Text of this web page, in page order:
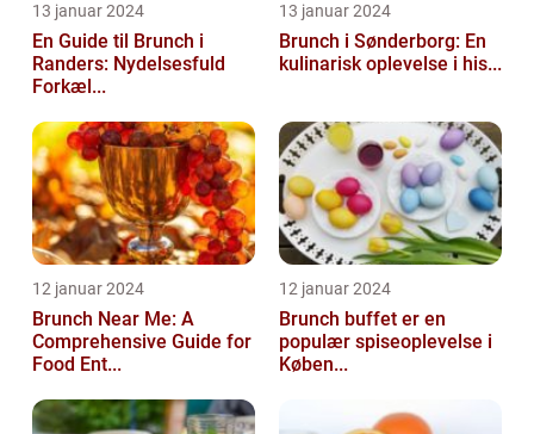
13 januar 2024
En Guide til Brunch i
Randers: Nydelsesfuld
Forkæl...
13 januar 2024
Brunch i Sønderborg: En
kulinarisk oplevelse i his...
12 januar 2024
Brunch Near Me: A
Comprehensive Guide for
Food Ent...
12 januar 2024
Brunch buffet er en
populær spiseoplevelse i
Køben...